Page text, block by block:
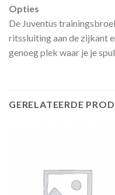
Opties
De Juventus
ritssluiting aan de zijkant
genoeg plek waar je je
GERELATEERDE